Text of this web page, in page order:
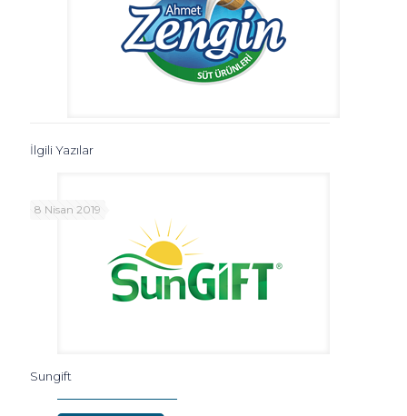
İlgili Yazılar
8 Nisan 2019
Sungift